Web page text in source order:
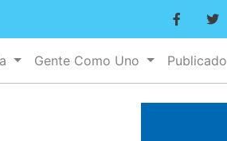
Gente Como Uno Publicado